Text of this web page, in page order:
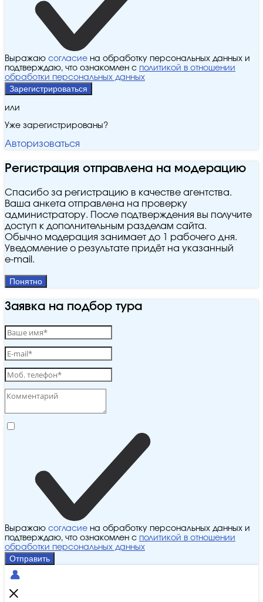
Выражаю согласие на обработку персональных данных и
подтверждаю, что ознакомлен с политикой в отношении
обработки персональных данных
Зарегистрироваться
или
Уже зарегистрированы?
Авторизоваться
Регистрация отправлена на модерацию
Спасибо за регистрацию в качестве агентства.
Ваша анкета отправлена на проверку
администратору. После подтверждения вы получите
доступ к дополнительным разделам сайта.
Обычно модерация занимает до 1 рабочего дня.
Уведомление о результате придёт на указанный
e‑mail.
Понятно
Заявка на подбор тура
Выражаю согласие на обработку персональных данных и
подтверждаю, что ознакомлен с политикой в отношении
обработки персональных данных
Отправить